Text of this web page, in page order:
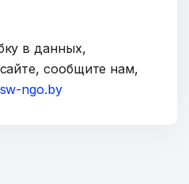
в данных,
сообщите нам,
ngo.by